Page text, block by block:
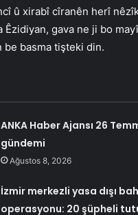
û xirabî cîranên herî
Êzidiyan, gava ne ji bo
be basma tişteki din.
ANKA Haber Ajansı 26
gündemi
Ağustos 8, 2026
İzmir merkezli yasa dışı
operasyonu: 20 şüpheli